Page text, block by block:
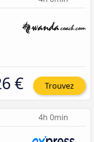
€ Trouvez
4h 0min